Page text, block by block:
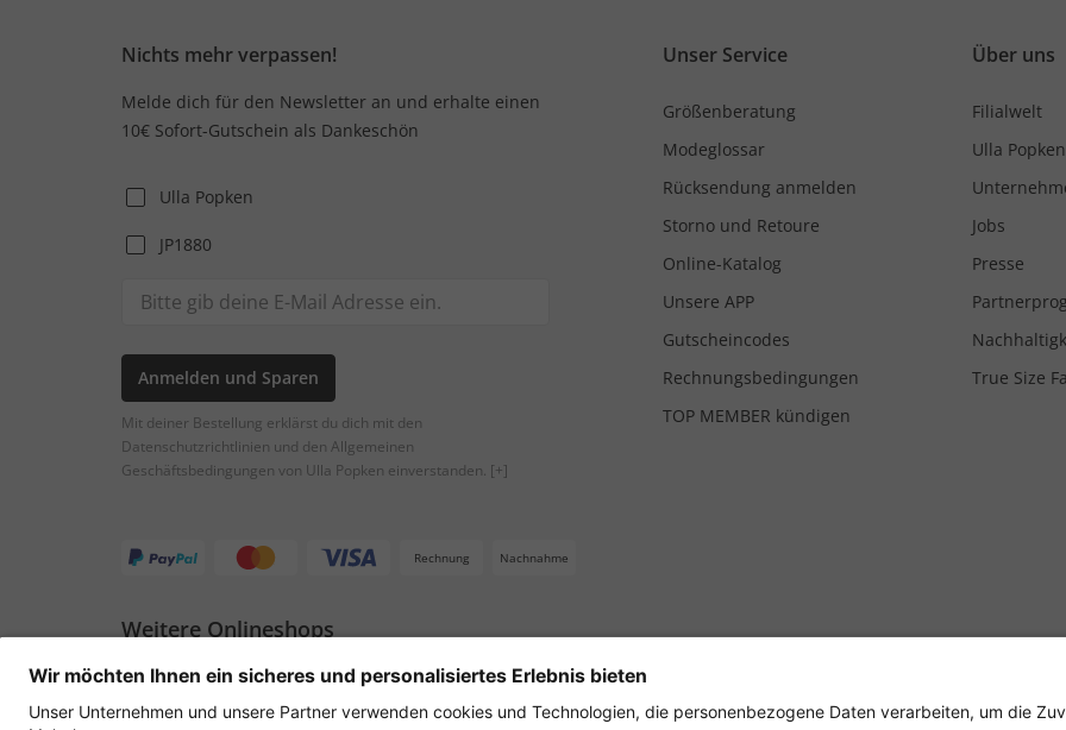
Nichts mehr verpassen!
Melde dich für den Newsletter an und erhalte einen
10€ Sofort-Gutschein als Dankeschön
Ulla Popken
JP1880
Anmelden und Sparen
Mit deiner Bestellung erklärst du dich mit den
Datenschutzrichtlinien und den Allgemeinen
Geschäftsbedingungen von Ulla Popken einverstanden. [+]
Unser Service
Größenberatung
Modeglossar
Rücksendung anmelden
Storno und Retoure
Online-Katalog
Unsere APP
Gutscheincodes
Rechnungsbedingungen
TOP MEMBER kündigen
Über uns
Filialwelt
Ulla
Jobs
Presse
True Size
Rechnung Nachnahme
Weitere Onlineshops
Österreich